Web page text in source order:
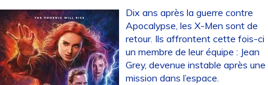
Dix ans après la guerre contre
Apocalypse, les X-Men sont de
retour. Ils affrontent cette fois-ci
un membre de leur équipe : Jean
Grey, devenue instable après une
mission dans l’espace.